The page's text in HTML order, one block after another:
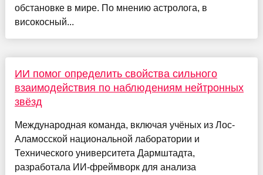
обстановке в мире. По мнению астролога, в
високосный...
ИИ помог определить свойства сильного
взаимодействия по наблюдениям нейтронных
звёзд
Международная команда, включая учёных из Лос-
Аламосской национальной лаборатории и
Технического университета Дармштадта,
разработала ИИ-фреймворк для анализа